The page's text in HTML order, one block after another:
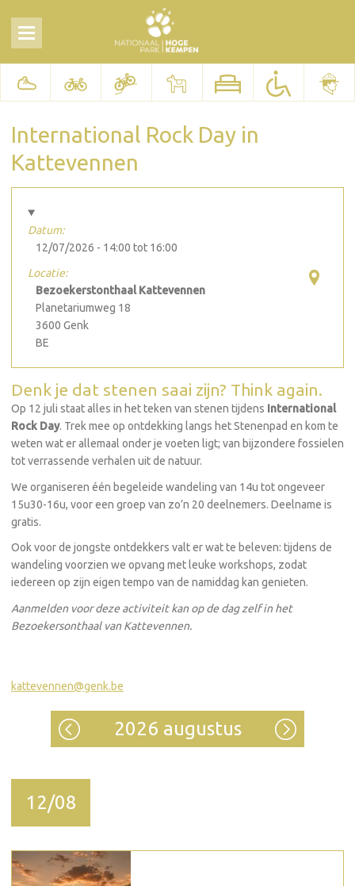
International Rock Day in
Kattevennen
Datum:
12/07/2026 - 14:00 tot 16:00
Locatie:
Bezoekerstonthaal Kattevennen
Planetariumweg 18
3600 Genk
BE
Denk je dat stenen saai zijn? Think again.
Op 12 juli staat alles in het teken van stenen tijdens International
Rock Day. Trek mee op ontdekking langs het Stenenpad en kom te
weten wat er allemaal onder je voeten ligt; van bijzondere fossielen
tot verrassende verhalen uit de natuur.
We organiseren één begeleide wandeling van 14u tot ongeveer
15u30-16u, voor een groep van zo’n 20 deelnemers. Deelname is
gratis.
Ook voor de jongste ontdekkers valt er wat te beleven: tijdens de
wandeling voorzien we opvang met leuke workshops, zodat
iedereen op zijn eigen tempo van de namiddag kan genieten.
Aanmelden voor deze activiteit kan op de dag zelf in het
Bezoekersonthaal van Kattevennen.
kattevennen@genk.be
2026 augustus
12/08